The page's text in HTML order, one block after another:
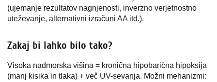
(ujemanje rezultatov nagnjenosti, inverzno verjetnostno
uteževanje, alternativni izračuni AA itd.).
Zakaj bi lahko bilo tako?
Visoka nadmorska višina = kronična hipobarična hipoksija
(manj kisika in tlaka) + več UV-sevanja. Možni mehanizmi: